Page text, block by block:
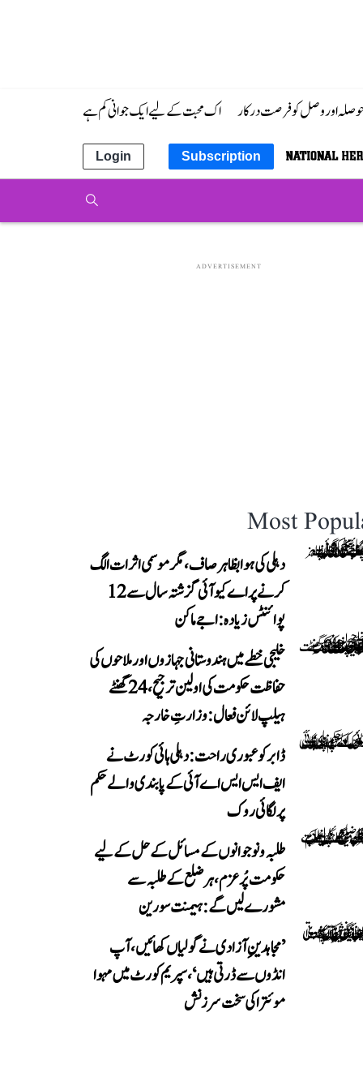
حوصلہ اور وصل کو فرصت درکار اک محبت کے لیے ایک جوانی کم ہے
Subscription
Login
ADVERTISEMENT
Most
دہلی کی ہوا بظاہر صاف، مگر موسمی اثرات الگ
کرنے پر اے کیو آئی گزشتہ سال سے 12
پوائنٹس زیادہ: اجے ماکن
خلیجی خطے میں ہندوستانی جہازوں اور ملاحوں کی
حفاظت حکومت کی اولین ترجیح، 24 گھنٹے
ہیلپ لائن فعال: وزارتِ خارجہ
ڈابر کو عبوری راحت: دہلی ہائی کورٹ نے
ایف ایس ایس اے آئی کے پابندی والے حکم
پر لگائی روک
طلبہ و نوجوانوں کے مسائل کے حل کے لیے
حکومت پُرعزم، ہر ضلع کے طلبہ سے
مشورے لیں گے: ہیمنت سورین
’مجاہدینِ آزادی نے گولیاں کھائیں، آپ
انڈوں سے ڈرتی ہیں‘، سپریم کورٹ میں مہوا
موئترا کی سخت سرزنش